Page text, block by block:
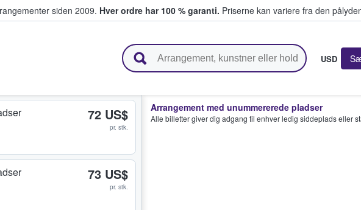
siden 2009. Hver ordre har 100 % garanti. Priserne kan variere fra den
billetter USD
72 US$
pr. stk.
73 US$
pr. stk.
Arrangement med unummererede pladser
Alle billetter giver dig adgang til enhver ledig siddeplads eller